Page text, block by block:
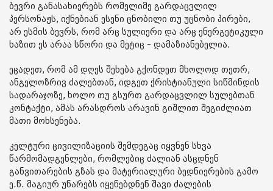
ბევრი განასახიერებს რომელიმე გარდაცვლილ
პერსონაჟს, იქნებიან ესენი ცნობილი თუ უცნობი პირები,
არ ესმის ბევრს, რომ არც სულიერი და არც ენერგეტიკული
ხაზით ეს არაა სწორი და მეტიც - დამაზიანებელია.
ეცადეთ, რომ ამ დღეს შეხება გქონდეთ მხოლოდ თეთრ,
ანგელოზრივ ძალებთან, იდგეთ ქრისტიანული სიწმინდის
სადარაჯოზე, ხოლო თუ გსურთ გარდაცვლილ სულებთან
კონტაქტი, ამას არასდროს არავინ გიშლით შეგიძლიათ
მათი მოხსენება.
კელტური ცივილიზაციის შემდეგაც იყვნენ სხვა
წარმომადგენლები, რომლებიც ძალიან ასცდნენ
განვითარების გზას და მატერიალური ბედნიერების გამო
ე.წ. მაგიურ უნარებს იყენებდნენ შავი ძალების